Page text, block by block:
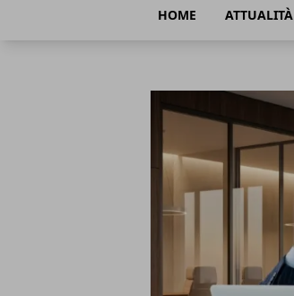
HOME ATTUALITÀ
Articoli in Evidenza